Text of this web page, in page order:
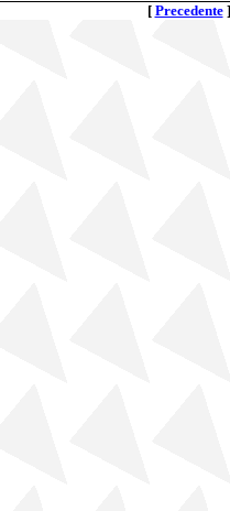
[ Precedente]